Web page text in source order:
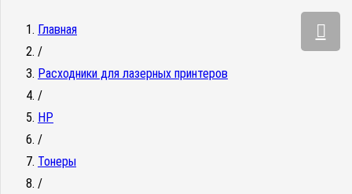
Главная
/
Расходники для лазерных принтеров
/
HP
/
Тонеры
/